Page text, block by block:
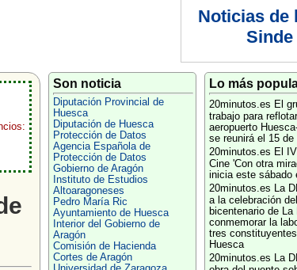
Noticias de
Sinde
Son noticia
Diputación Provincial de
Huesca
Diputación de Huesca
Protección de Datos
Agencia Española de
Protección de Datos
Gobierno de Aragón
Instituto de Estudios
Altoaragoneses
Pedro María Ric
Ayuntamiento de Huesca
Interior del Gobierno de
Aragón
Comisión de Hacienda
Cortes de Aragón
Lo más
20minutos.es El
trabajo para
aeropuerto
se reunirá el 15 de
20minutos.es El
Cine 'Con otra
inicia este sábado
20minutos.es La
a la celebración del
bicentenario de La
conmemorar la
tres
Huesca
20minutos.es La